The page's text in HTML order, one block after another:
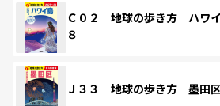
Ｃ０２ 地球の歩き方 ハワ
８
Ｊ３３ 地球の歩き方 墨田